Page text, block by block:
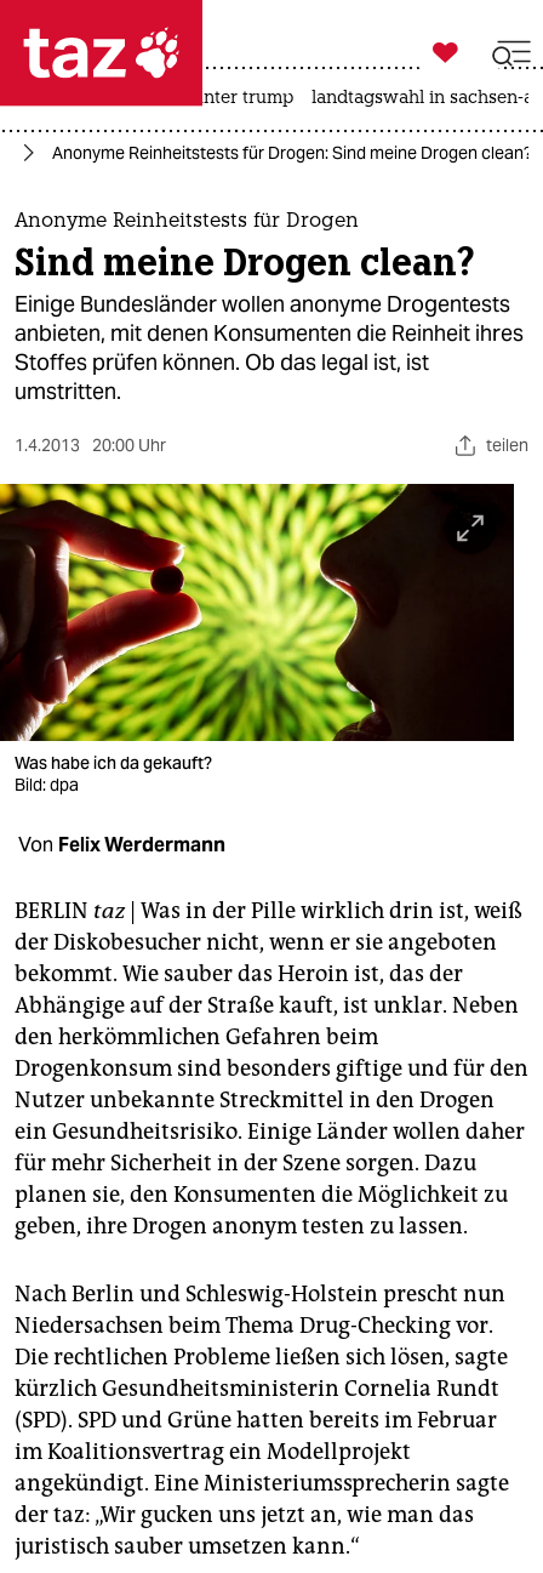
 taz zahl ich
taz zahl ich
themen
politik
öko
gesellschaft
kultur
sport
berlin
nord
wahrheit
verlag
verlag
shop
fragen & hilfe
unterstützen
abo
genossenschaft
epaper login

taz zahl ich
usa unter trump landtagswahl in sachsen-
Anonyme Reinheitstests für Drogen: Sind meine Drogen clean?
Anonyme Reinheitstests für Drogen
Sind meine Drogen clean?
Einige Bundesländer wollen anonyme Drogentests
anbieten, mit denen Konsumenten die Reinheit ihres
Stoffes prüfen können. Ob das legal ist, ist
umstritten.
1.4.2013 20:00 Uhr teilen
Was habe ich da gekauft?
Bild: dpa
Von Felix Werdermann
BERLIN taz| Was in der Pille wirklich drin ist, weiß
der Diskobesucher nicht, wenn er sie angeboten
bekommt. Wie sauber das Heroin ist, das der
Abhängige auf der Straße kauft, ist unklar. Neben
den herkömmlichen Gefahren beim
Drogenkonsum sind besonders giftige und für den
Nutzer unbekannte Streckmittel in den Drogen
ein Gesundheitsrisiko. Einige Länder wollen daher
für mehr Sicherheit in der Szene sorgen. Dazu
planen sie, den Konsumenten die Möglichkeit zu
geben, ihre Drogen anonym testen zu lassen.
Nach Berlin und Schleswig-Holstein prescht nun
Niedersachsen beim Thema Drug-Checking vor.
Die rechtlichen Probleme ließen sich lösen, sagte
kürzlich Gesundheitsministerin Cornelia Rundt
(SPD). SPD und Grüne hatten bereits im Februar
im Koalitionsvertrag ein Modellprojekt
angekündigt. Eine Ministeriumssprecherin sagte
der taz: „Wir gucken uns jetzt an, wie man das
juristisch sauber umsetzen kann.“